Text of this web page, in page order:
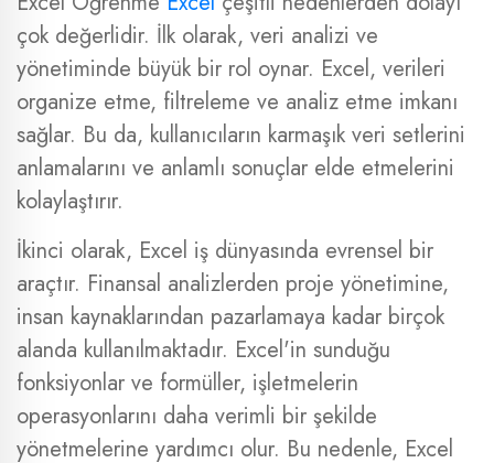
çok değerlidir. İlk olarak, veri analizi ve
yönetiminde büyük bir rol oynar. Excel, verileri
organize etme, filtreleme ve analiz etme imkanı
sağlar. Bu da, kullanıcıların karmaşık veri setlerini
anlamalarını ve anlamlı sonuçlar elde etmelerini
kolaylaştırır.
İkinci olarak, Excel iş dünyasında evrensel bir
araçtır. Finansal analizlerden proje yönetimine,
insan kaynaklarından pazarlamaya kadar birçok
alanda kullanılmaktadır. Excel'in sunduğu
fonksiyonlar ve formüller, işletmelerin
operasyonlarını daha verimli bir şekilde
yönetmelerine yardımcı olur. Bu nedenle, Excel